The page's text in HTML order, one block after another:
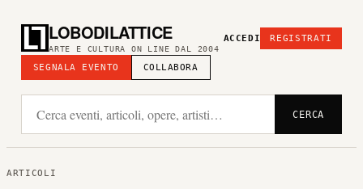
LOBODILATTICE
ARTE E CULTURA ON LINE DAL 2004
SEGNALA EVENTO COLLABORA
ACCEDI REGISTRATI
CERCA
ARTICOLI